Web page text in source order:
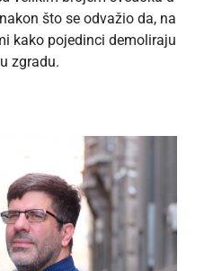
što se odvažio da, na
kako pojedinci demoliraju
zgradu.